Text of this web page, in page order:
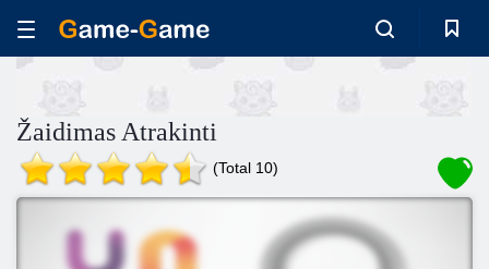
Žaidimas Atrakinti
(Total 10)